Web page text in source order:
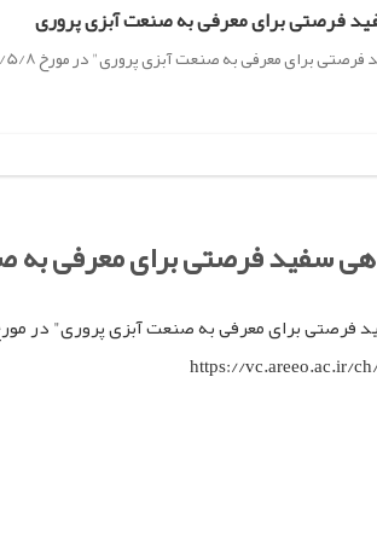
فرصتی برای معرفی به صنعت آبزی پروری
پروری" در مورخ 1403/5/8 از ساعت 8 الی 12 به صورت مجازی در این پژوهشکده برگزار می گردد.
سفید فرصتی برای معرفی به
پروری" در مورخ 1403/5/8 از ساعت 8 الی 12 به صورت مجازی در این پژوهشکده برگزار می